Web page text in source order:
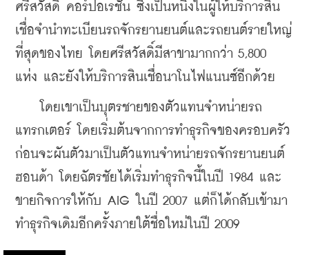
ศรีสวัสดิ์ คอร์ปอเรชั่น ซึ่งเป็นหนึ่งในผู้ให้บริการสิน
เชื่อจำนำทะเบียนรถจักรยานยนต์และรถยนต์รายใหญ่
ที่สุดของไทย โดยศรีสวัสดิ์มีสาขามากกว่า 5,800
แห่ง และยังให้บริการสินเชื่อนาโนไฟแนนซ์อีกด้วย
โดยเขาเป็นบุตรชายของตัวแทนจำหน่ายรถ
แทรกเตอร์ โดยเริ่มต้นจากการทำธุรกิจของครอบครัว
ก่อนจะผันตัวมาเป็นตัวแทนจำหน่ายรถจักรยานยนต์
ฮอนด้า โดยฉัตรชัยได้เริ่มทำธุรกิจนี้ในปี 1984 และ
ขายกิจการให้กับ AIG ในปี 2007 แต่ก็ได้กลับเข้ามา
ทำธุรกิจเดิมอีกครั้งภายใต้ชื่อใหม่ในปี 2009